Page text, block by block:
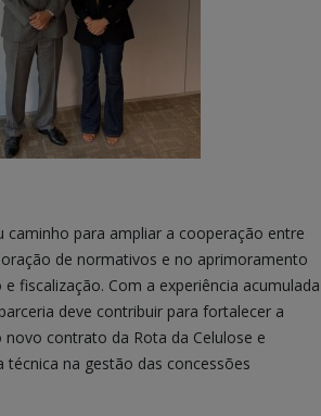
caminho para ampliar a cooperação entre
de normativos e no aprimoramento
fiscalização. Com a experiência acumulada
deve contribuir para fortalecer a
contrato da Rota da Celulose e
técnica na gestão das concessões